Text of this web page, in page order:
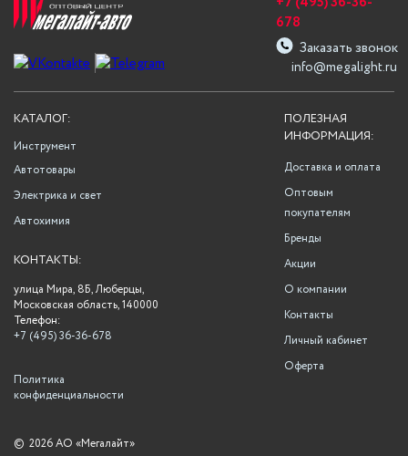
info@megalight.ru
678
Заказать звонок
ПОЛЕЗНАЯ
ИНФОРМАЦИЯ:
Доставка и оплата
Оптовым
покупателям
Бренды
Акции
О компании
Контакты
Личный кабинет
Оферта
КАТАЛОГ:
Инструмент
Автотовары
Электрика и свет
Автохимия
КОНТАКТЫ:
улица Мира, 8Б, Люберцы,
Московская область, 140000
Телефон:
+7 (495) 36-36-678
Политика
конфиденциальности
© 2026 АО «Мегалайт»